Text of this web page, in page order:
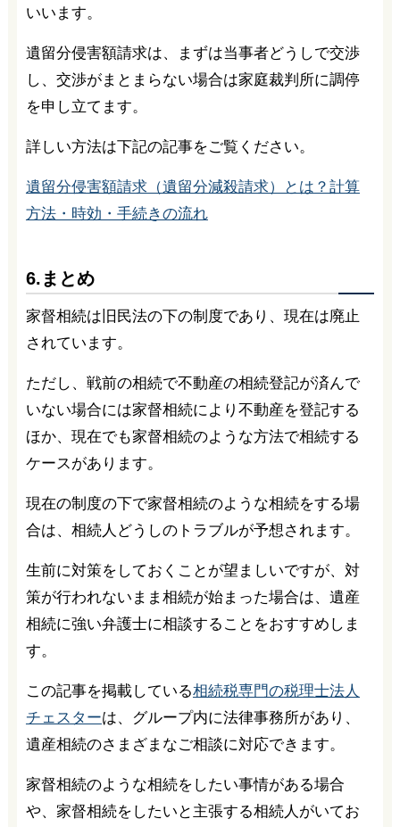
いいます。
遺留分侵害額請求は、まずは当事者どうしで交渉
し、交渉がまとまらない場合は家庭裁判所に調停
を申し立てます。
詳しい方法は下記の記事をご覧ください。
遺留分侵害額請求（遺留分減殺請求）とは？計算
方法・時効・手続きの流れ
6.まとめ
家督相続は旧民法の下の制度であり、現在は廃止
されています。
ただし、戦前の相続で不動産の相続登記が済んで
いない場合には家督相続により不動産を登記する
ほか、現在でも家督相続のような方法で相続する
ケースがあります。
現在の制度の下で家督相続のような相続をする場
合は、相続人どうしのトラブルが予想されます。
生前に対策をしておくことが望ましいですが、対
策が行われないまま相続が始まった場合は、遺産
相続に強い弁護士に相談することをおすすめしま
す。
この記事を掲載している相続税専門の税理士法人
チェスターは、グループ内に法律事務所があり、
遺産相続のさまざまなご相談に対応できます。
家督相続のような相続をしたい事情がある場合
や、家督相続をしたいと主張する相続人がいてお